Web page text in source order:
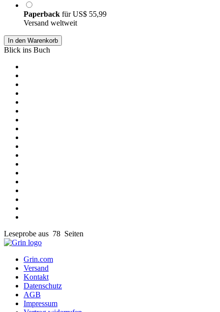
Paperback fürUS$ 55,99
Versand weltweit
In den Warenkorb
Blick ins Buch
Leseprobe aus 78 Seiten
Grin.com
Versand
Kontakt
Datenschutz
AGB
Impressum